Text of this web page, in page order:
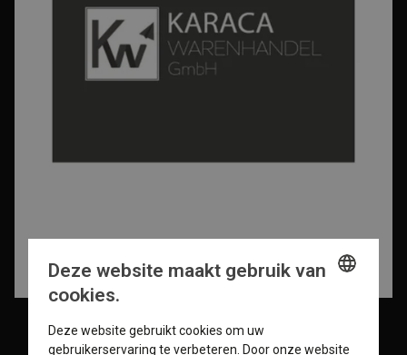
GERMAN
Deze website maakt gebruik van
cookies.
Deze website gebruikt cookies om uw
gebruikerservaring te verbeteren. Door onze website